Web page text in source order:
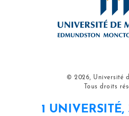
© 2026, Université
Tous droits
1 UNIVERSITÉ,